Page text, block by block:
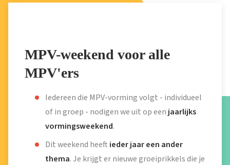
MPV-weekend voor alle
MPV'ers
Iedereen die MPV-vorming volgt - individueel
of in groep - nodigen we uit op een jaarlijks
vormingsweekend.
Dit weekend heeftieder jaar een ander
thema. Je krijgt er nieuwe groeiprikkels die je